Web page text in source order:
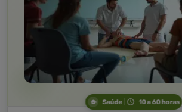
Saúde 10 a 60 horas